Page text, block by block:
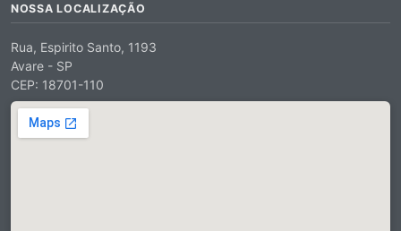
NOSSA LOCALIZAÇÃO
Rua, Espirito Santo, 1193
Avare - SP
CEP: 18701-110